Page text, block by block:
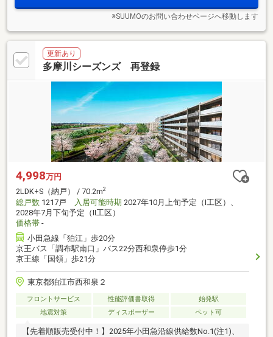
※SUUMOのお問い合わせページへ移動します
更新あり
多摩川シーズンズ 再登録
4,998万円
2LDK+S（納戸） / 70.2m2
総戸数 1217戸 入居可能時期 2027年10月上旬予定（I工区）、
2028年7月下旬予定（II工区）
価格帯 -
小田急線「狛江」歩20分
京王バス「調布駅南口」バス22分西和泉停歩1分
京王線「国領」歩21分
東京都狛江市西和泉２
フロントサービス 性能評価書取得
始発駅
地震対策
ディスポーザー ペット可
【先着順販売受付中！】2025年小田急沿線供給数No.1(注1)、